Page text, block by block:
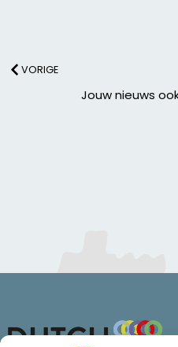
VORIGE
Jouw nieuws